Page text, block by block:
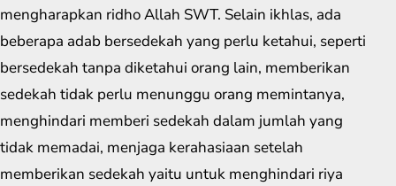
mengharapkan ridho Allah SWT. Selain ikhlas, ada
beberapa adab bersedekah yang perlu ketahui, seperti
bersedekah tanpa diketahui orang lain, memberikan
sedekah tidak perlu menunggu orang memintanya,
menghindari memberi sedekah dalam jumlah yang
tidak memadai, menjaga kerahasiaan setelah
memberikan sedekah yaitu untuk menghindari riya